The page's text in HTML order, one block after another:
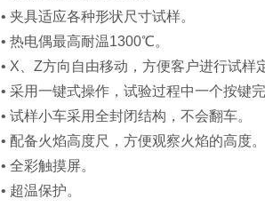
• 夹具适应各种形状尺寸试样。
• 热电偶最高耐温1300℃。
• X、Z方向自由移动，方便客户进行试样
• 采用一键式操作，试验过程中一个按键
• 试样小车采用全封闭结构，不会翻车。
• 配备火焰高度尺，方便观察火焰的高度。
• 全彩触摸屏。
• 超温保护。